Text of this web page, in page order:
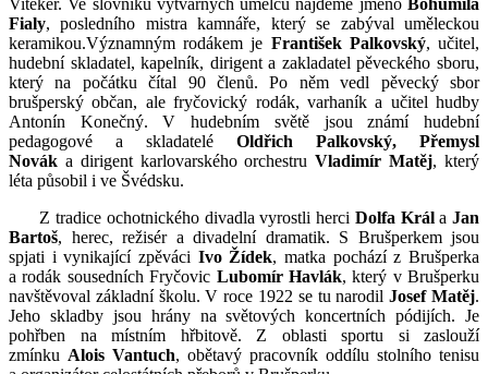
Fialy, posledního mistra kamnáře, který se zabýval uměleckou
keramikou.Významným rodákem je František Palkovský, učitel,
hudební skladatel, kapelník, dirigent a zakladatel pěveckého sboru,
který na počátku čítal 90 členů. Po něm vedl pěvecký sbor
brušperský občan, ale fryčovický rodák, varhaník a učitel hudby
Antonín Konečný. V hudebním světě jsou známí hudební
pedagogové a skladatelé Oldřich Palkovský, Přemysl
Novák a dirigent karlovarského orchestruVladimír Matěj, který
léta působil i ve Švédsku.
Z tradice ochotnického divadla vyrostli herci Dolfa Krála Jan
Bartoš, herec, režisér a divadelní dramatik. S Brušperkem jsou
spjati i vynikající zpěváci Ivo Žídek, matka pochází z Brušperka
a rodák sousedních Fryčovic Lubomír Havlák, který v Brušperku
navštěvoval základní školu. V roce 1922 se tu narodilJosef Matěj.
Jeho skladby jsou hrány na světových koncertních pódijích. Je
pohřben na místním hřbitově. Z oblasti sportu si zaslouží
zmínku Alois Vantuch, obětavý pracovník oddílu stolního tenisu